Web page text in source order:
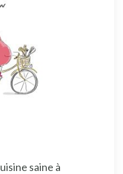
saine à